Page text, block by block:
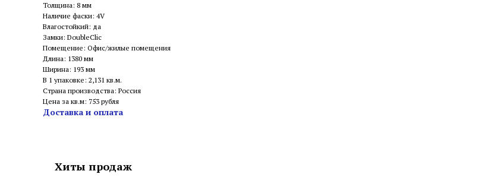
Толщина: 8 мм
Наличие фаски: 4V
Влагостойкий: да
Замки: DoubleClic
Помещение: Офис/жилые помещения
Длина: 1380 мм
Ширина: 193 мм
В 1 упаковке: 2,131 кв.м.
Страна производства: Россия
Цена за кв.м: 753 рубля
Доставка и оплата
Хиты продаж